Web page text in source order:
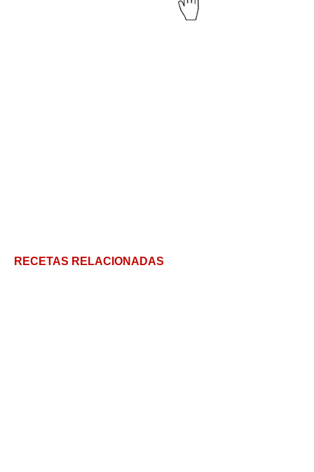
RECETAS RELACIONADAS